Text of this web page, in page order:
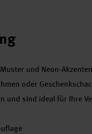
und Neon-
oder
und sind ideal für Ihre